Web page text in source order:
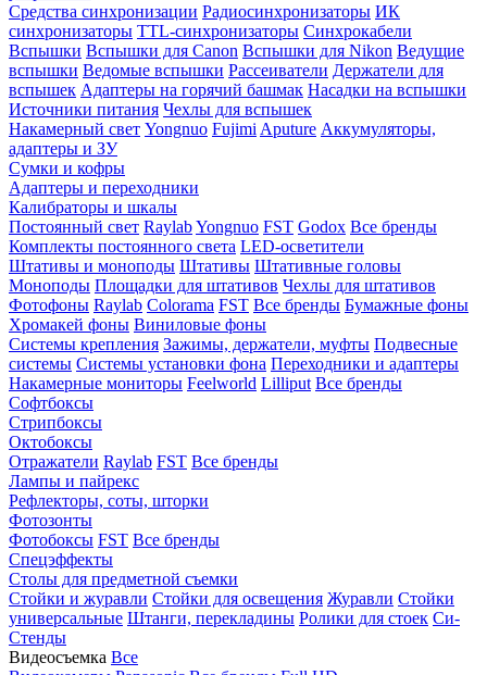
Средства синхронизации Радиосинхронизаторы ИК
синхронизаторы TTL-синхронизаторы Синхрокабели
Вспышки Вспышки для Canon Вспышки для Nikon Ведущие
вспышки Ведомые вспышки Рассеиватели Держатели для
вспышек Адаптеры на горячий башмак Насадки на вспышки
Источники питания Чехлы для вспышек
Накамерный свет Yongnuo Fujimi Aputure Аккумуляторы,
адаптеры и ЗУ
Сумки и кофры
Адаптеры и переходники
Калибраторы и шкалы
Постоянный свет RaylabYongnuo FST Godox Все бренды
Комплекты постоянного света LED-осветители
Штативы и моноподы Штативы Штативные головы
Моноподы Площадки для штативов Чехлы для штативов
Фотофоны Raylab Colorama FST Все бренды Бумажные фоны
Хромакей фоны Виниловые фоны
Системы крепления Зажимы, держатели, муфты Подвесные
системы Системы установки фона Переходники и адаптеры
Накамерные мониторы Feelworld Lilliput Все бренды
Софтбоксы
Стрипбоксы
Октобоксы
Отражатели Raylab FST Все бренды
Лампы и пайрекс
Рефлекторы, соты, шторки
Фотозонты
Фотобоксы FST Все бренды
Спецэффекты
Столы для предметной съемки
Стойки и журавли Стойки для освещения Журавли Стойки
универсальные Штанги, перекладины Ролики для стоек Си-
Стенды
Видеосъемка Все